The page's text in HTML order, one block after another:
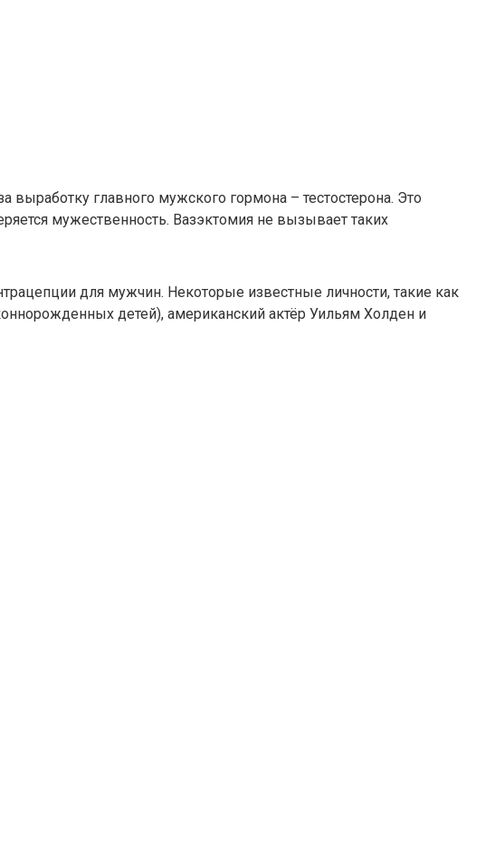
выработку главного мужского гормона – тестостерона. Это
мужественность. Вазэктомия не вызывает таких
для мужчин. Некоторые известные личности, такие как
детей), американский актёр Уильям Холден и